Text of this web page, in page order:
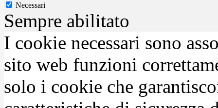
Necessari
Sempre abilitato
I cookie necessari sono
sito web funzioni
solo i cookie che